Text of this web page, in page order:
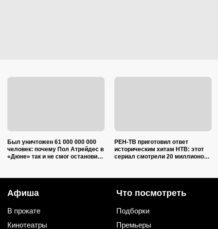
Был уничтожен 61 000 000 000
человек: почему Пол Атрейдес в
«Дюне» так и не смог остановить
РЕН-ТВ приготовил ответ
историческим хитам НТВ: этот
сериал смотрели 20 миллионов
Афиша
В прокате
Кинотеатры
Что посмотреть
Подборки
Премьеры